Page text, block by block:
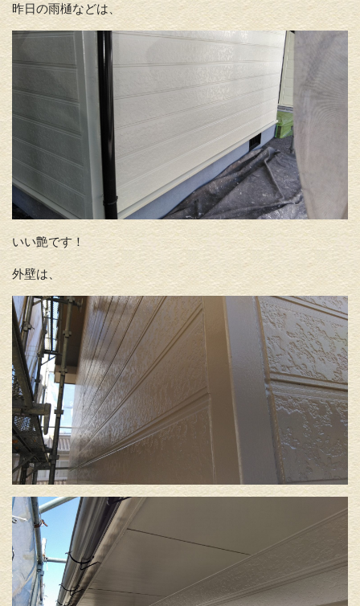
昨日の雨樋などは、
いい艶です！
外壁は、